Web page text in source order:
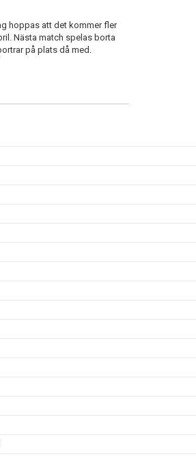
hoppas att det kommer fler
Nästa match spelas borta
på plats då med.